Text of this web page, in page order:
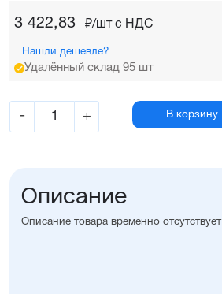
3 422,83 ₽/шт c НДС
Нашли дешевле?
Удалённый склад 95 шт
- + В корзину
Описание
Описание товара временно отсутствует